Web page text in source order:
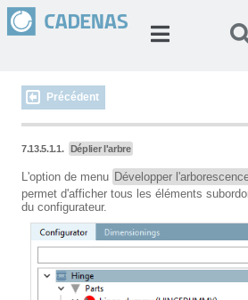
Précédent
7.13.5.1.1. Déplier l'arbre
L'option de menu Développer
permet d'afficher tous les éléments
du configurateur.